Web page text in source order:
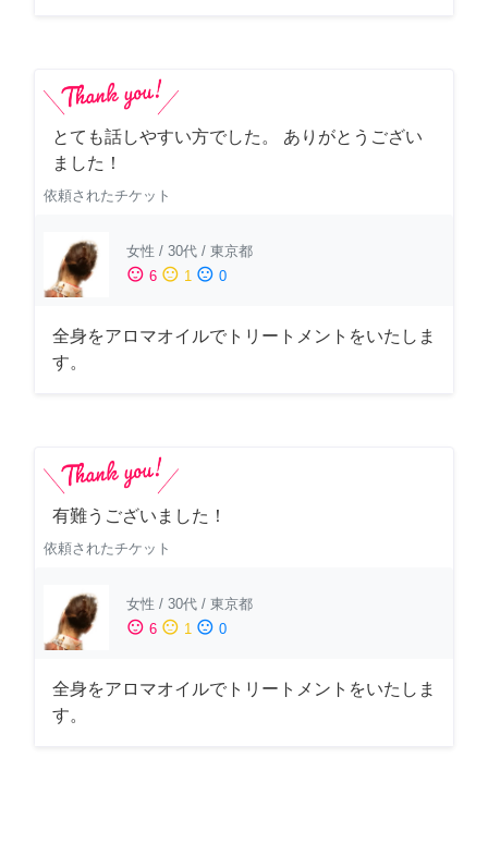
とても話しやすい方でした。 ありがとうござい
ました！
依頼されたチケット
女性 / 30代 / 東京都
sentiment_satisfied 6 sentiment_neutral 1 sentiment_dissatisfied 0
全身をアロマオイルでトリートメントをいたしま
す。
有難うございました！
依頼されたチケット
女性 / 30代 / 東京都
sentiment_satisfied 6 sentiment_neutral 1 sentiment_dissatisfied 0
全身をアロマオイルでトリートメントをいたしま
す。